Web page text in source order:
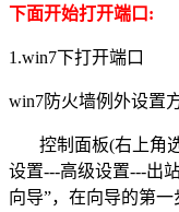
下面开始打开端口:
1.win7下打开端口
win7防火墙例外设置
控制面板(右上角选
设置---高级设置---出
向导”，在向导的第